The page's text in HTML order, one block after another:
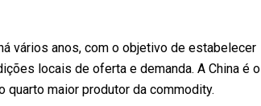
vários anos, com o objetivo de estabelecer
locais de oferta e demanda. A China é o
maior produtor da commodity.